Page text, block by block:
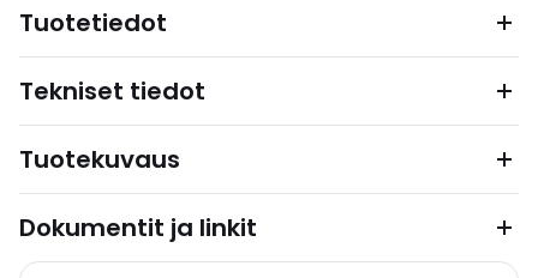
Tuotetiedot
Tekniset tiedot
Tuotekuvaus
Dokumentit ja linkit